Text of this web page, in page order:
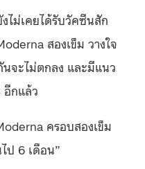
ไม่เคยได้รับวัคซีนสัก
สองเข็ม วางใจ
จะไม่ตกลง และมีแนว
อีกแล้ว
ครอบสองเข็ม
ป 6 เดือน”